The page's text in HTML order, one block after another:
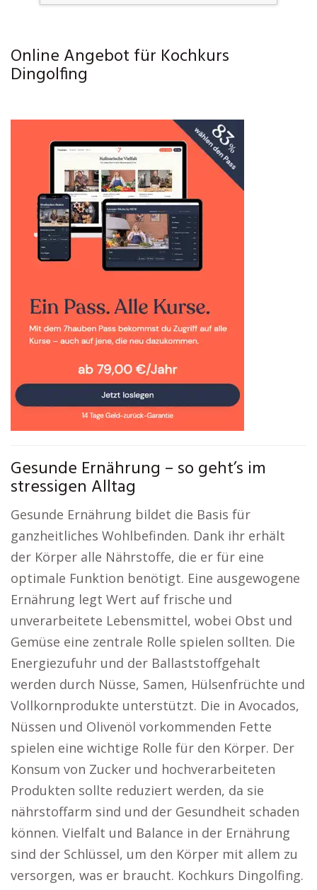
Online Angebot für Kochkurs
Dingolfing
Gesunde Ernährung – so geht’s im
stressigen Alltag
Gesunde Ernährung bildet die Basis für
ganzheitliches Wohlbefinden. Dank ihr erhält
der Körper alle Nährstoffe, die er für eine
optimale Funktion benötigt. Eine ausgewogene
Ernährung legt Wert auf frische und
unverarbeitete Lebensmittel, wobei Obst und
Gemüse eine zentrale Rolle spielen sollten. Die
Energiezufuhr und der Ballaststoffgehalt
werden durch Nüsse, Samen, Hülsenfrüchte und
Vollkornprodukte unterstützt. Die in Avocados,
Nüssen und Olivenöl vorkommenden Fette
spielen eine wichtige Rolle für den Körper. Der
Konsum von Zucker und hochverarbeiteten
Produkten sollte reduziert werden, da sie
nährstoffarm sind und der Gesundheit schaden
können. Vielfalt und Balance in der Ernährung
sind der Schlüssel, um den Körper mit allem zu
versorgen, was er braucht. Kochkurs Dingolfing.